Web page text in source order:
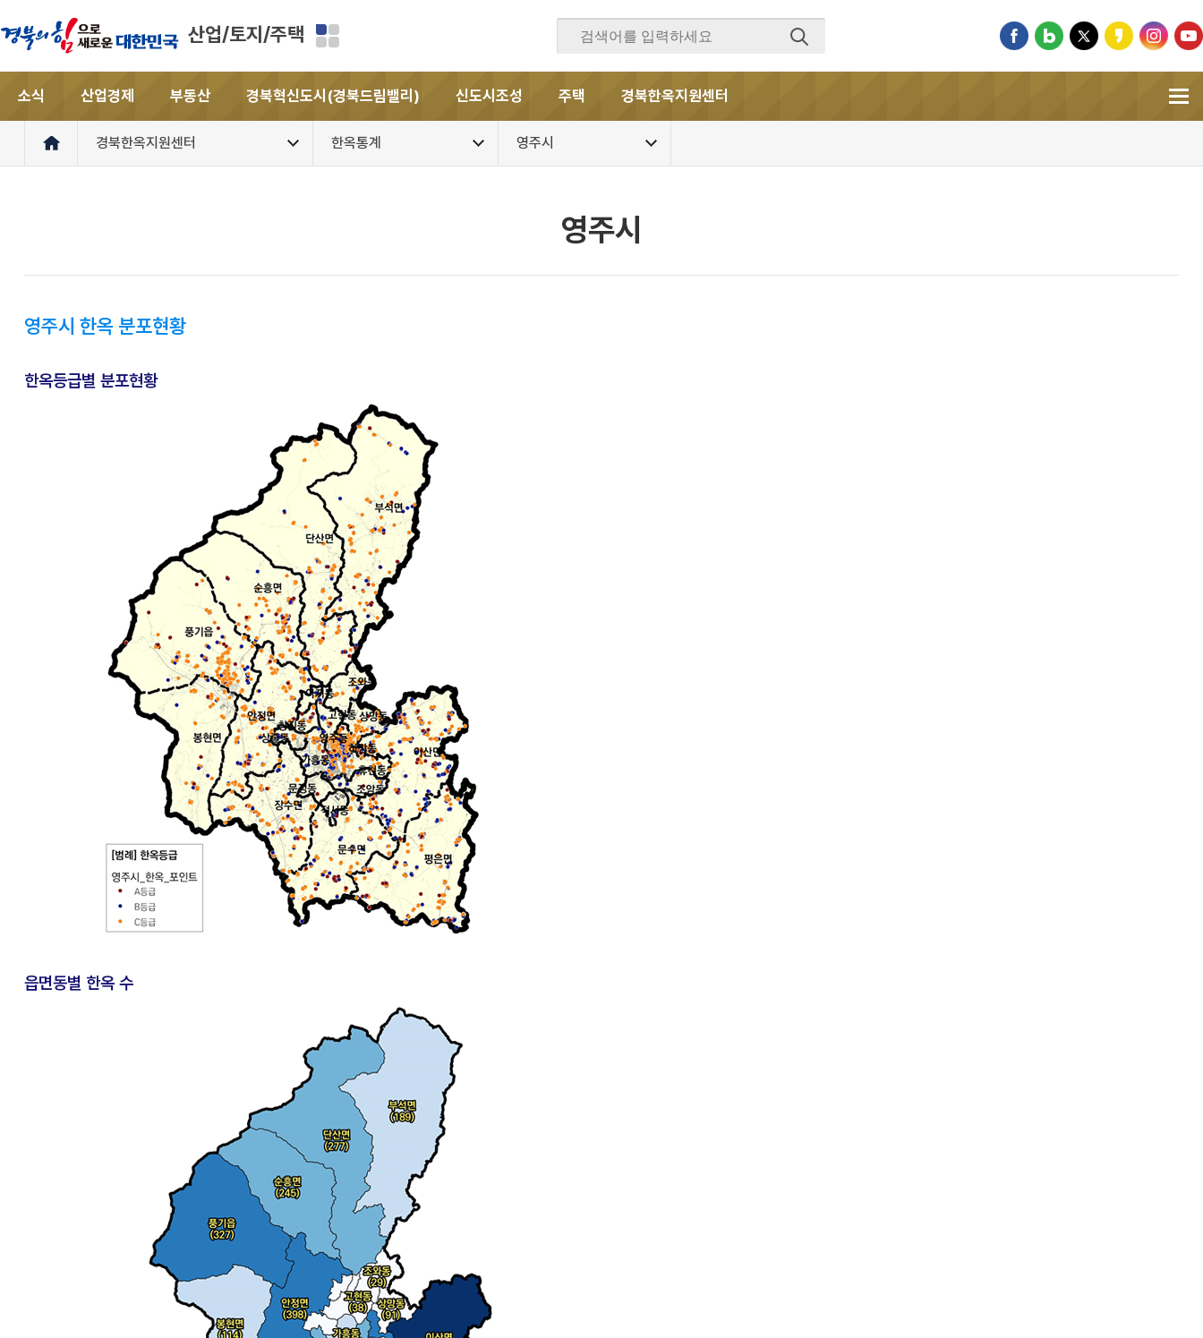
산업/토지/주택
소식 산업경제 부동산 경북혁신도시(경북드림밸리) 신도시조성 주택 경북한옥지원센터
경북한옥지원센터 한옥통계 영주시
영주시
영주시 한옥 분포현황
한옥등급별 분포현황
읍면동별 한옥 수